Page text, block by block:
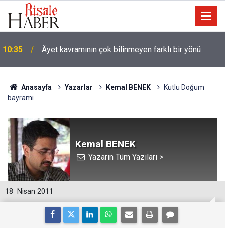
10:35 Âyet kavramının çok bilinmeyen farklı bir yönü
Anasayfa Yazarlar Kemal BENEK
Kutlu Doğum
bayramı
Kemal BENEK
Yazarın Tüm Yazıları >
18 Nisan 2011